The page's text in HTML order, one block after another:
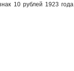
10 рублей 1923 года